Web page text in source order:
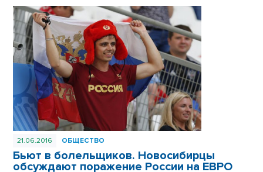
21.06.2016 ОБЩЕСТВО
Бьют в болельщиков. Новосибирцы
обсуждают поражение России на ЕВРО